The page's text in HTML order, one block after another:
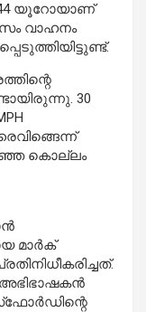
യൂറോയാണ്
വാഹനം
30
കൊല്ലം
മാർക്
അഭിഭാഷകൻ